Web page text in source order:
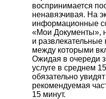
воспринимается
ненавязчивая. На
информационные
«Мои Документы»,
и
между которыми
Ожидая в очереди
услуге в среднем
обязательно
рекомендуемая
15 минут.